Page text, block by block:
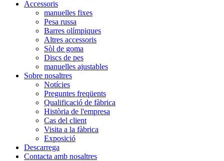
Accessoris
manuelles fixes
Pesa russa
Barres olímpiques
Altres accessoris
Sòl de goma
Discs de pes
manuelles ajustables
Sobre nosaltres
Notícies
Preguntes freqüents
Qualificació de fàbrica
Història de l'empresa
Cas del client
Visita a la fàbrica
Exposició
Descarrega
Contacta amb nosaltres